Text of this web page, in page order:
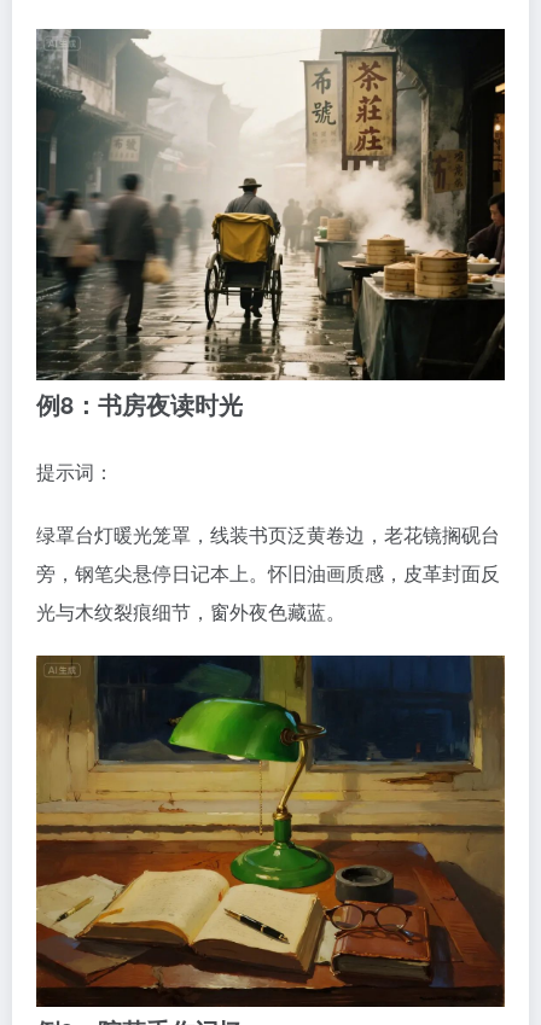
例8：书房夜读时光
提示词：
绿罩台灯暖光笼罩，线装书页泛黄卷边，老花镜搁砚台
旁，钢笔尖悬停日记本上。怀旧油画质感，皮革封面反
光与木纹裂痕细节，窗外夜色藏蓝。